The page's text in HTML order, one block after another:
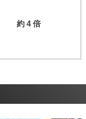
約 4 倍